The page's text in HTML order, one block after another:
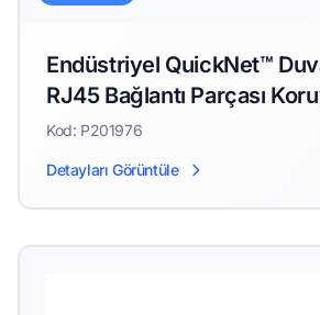
Endüstriyel QuickNet™
RJ45 Bağlantı Parçası
Kapaklı
Kod: P201976
Detayları Görüntüle